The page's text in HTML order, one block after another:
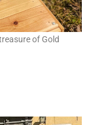
of Gold